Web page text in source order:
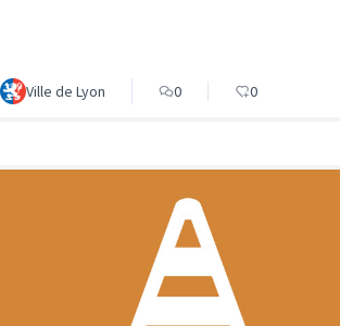
Ville de Lyon 0 0